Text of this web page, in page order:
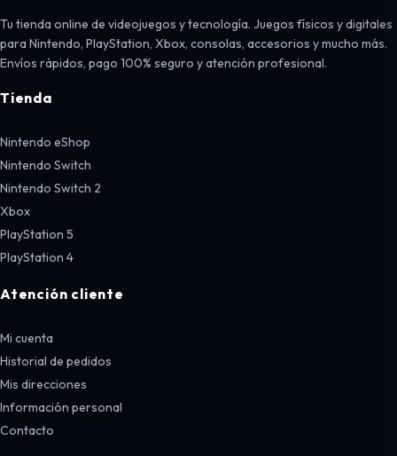
Tu tienda online de videojuegos y tecnología. Juegos físicos y digitales
para Nintendo, PlayStation, Xbox, consolas, accesorios y mucho más.
Envíos rápidos, pago 100% seguro y atención profesional.
Tienda
Nintendo eShop
Nintendo Switch
Nintendo Switch 2
Xbox
PlayStation 5
PlayStation 4
Atención cliente
Mi cuenta
Historial de pedidos
Mis direcciones
Información personal
Contacto